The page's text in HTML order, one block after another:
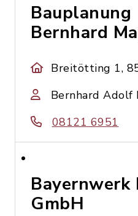
Bauplanung
Bernhard
Breitötting 1,
Bernhard Adolf
08121 6951
Bayernwerk
GmbH